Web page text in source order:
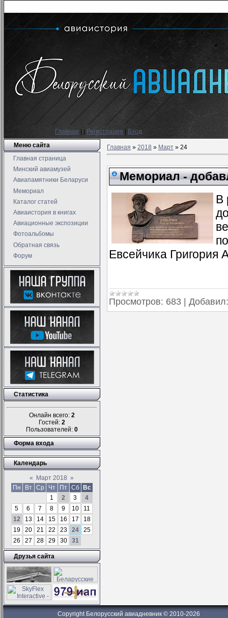
Главная Регистрация
Вход
Меню сайта
Главная страница
Минский авиамузей
Авиапамятники Беларуси
Мемориал
Каталог статей
Авиаистория в книгах
Авиационные экспозиции
Фотоальбомы
Обратная связь
Форум
Статистика
Онлайн всего: 2
Гостей: 2
Пользователей: 0
Форма входа
Календарь
« Март 2018 »
Пн
Вт Ср Чт Пт Сб
Вс
1
2 3
4
5
6 7 8 9 10
11
12
13 14 15 16 17
18
19
20 21 22 23 24
25
26
27 28 29 30 31
Друзья сайта
Главная»2018 » Март » 24
Мемориал -
В
Евсейчика Григория
Просмотров: 683 Добавил:
Copyright Белорусский авиадневник © 2010-2026